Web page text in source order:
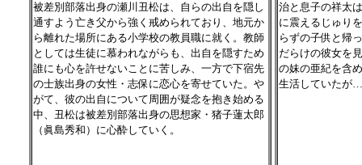
被差別部落出身の瀬川丑松は、自らの出自を隠し
通すよう亡き父から強く戒められており、地元か
ら離れた場所にある小学校の教員職に就く。教師
としては生徒に慕われながらも、出自を隠すため
誰にも心を許せないことに苦しみ、一方で下宿先
の士族出身の女性・志保に恋心を寄せていた。や
がて、彼の出自について周囲が疑念を抱き始める
中、丑松は被差別部落出身の思想家・猪子蓮太郎
（眞島秀和）に心酔していく。
治と息子の祥太
に震えるじゅり
らずの子供と帰
だらけの彼女を
の妹の亜紀を含
生活していたが…